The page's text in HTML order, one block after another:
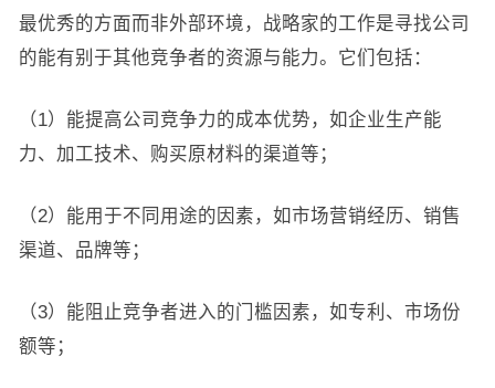
最优秀的方面而非外部环境，战略家的工作是寻找公司
的能有别于其他竞争者的资源与能力。它们包括：
（1）能提高公司竞争力的成本优势，如企业生产能
力、加工技术、购买原材料的渠道等；
（2）能用于不同用途的因素，如市场营销经历、销售
渠道、品牌等；
（3）能阻止竞争者进入的门槛因素，如专利、市场份
额等；